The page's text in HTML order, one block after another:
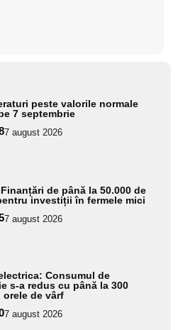
peste valorile normale
7 septembrie
7 august 2026
de până la 50.000 de
investiții în fermele mici
7 august 2026
Consumul de
s-a redus cu până la 300
orele de vârf
7 august 2026